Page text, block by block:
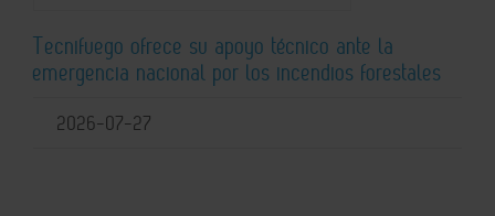
Tecnifuego ofrece su apoyo técnico ante la
emergencia nacional por los incendios forestales
2026-07-27